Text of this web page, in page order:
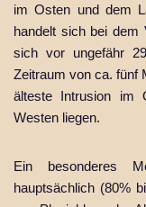
im Osten und dem
handelt sich bei dem
sich vor ungefähr
Zeitraum von ca. fünf
älteste Intrusion im
Westen liegen.
Ein besonderes
hauptsächlich (80%